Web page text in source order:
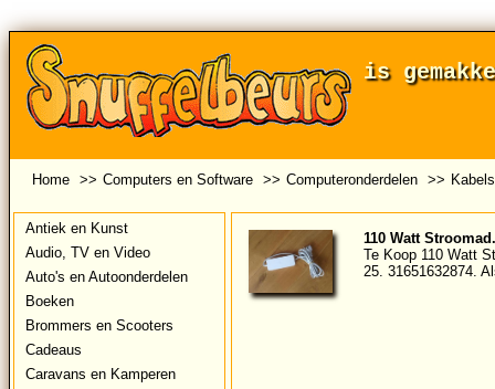
is
Home >> Computers en Software >> Computeronderdelen >>
Antiek en Kunst
Audio, TV en Video
Auto's en Autoonderdelen
Boeken
Brommers en Scooters
Cadeaus
Caravans en Kamperen
110 Watt
Te Koop 110 Watt
25. 31651632874.